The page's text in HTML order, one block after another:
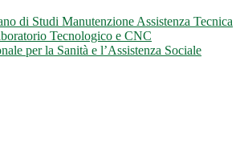
di Studi Manutenzione Assistenza Tecnica
Tecnologico e CNC
per la Sanità e l’Assistenza Sociale